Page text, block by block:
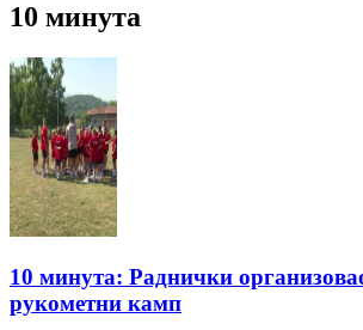
10 минута
10 минута: Раднички
рукометни камп